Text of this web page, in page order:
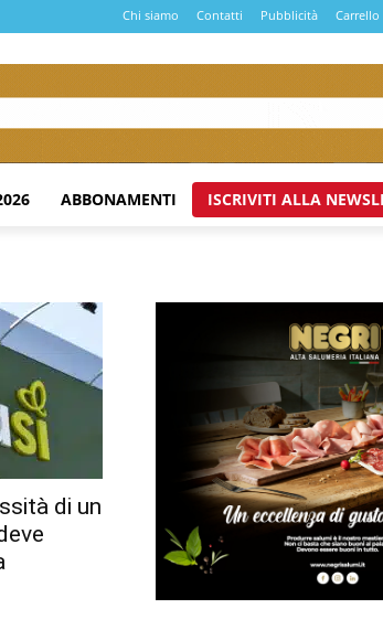
Chi siamo Contatti Pubblicità Carrello
ABBONAMENTI ISCRIVITI ALLA
di un